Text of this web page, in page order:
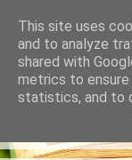
Rosicích
This site uses
and to analyze
shared with
metrics to
statistics, and to